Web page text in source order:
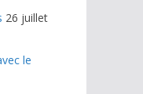
26 juillet
le